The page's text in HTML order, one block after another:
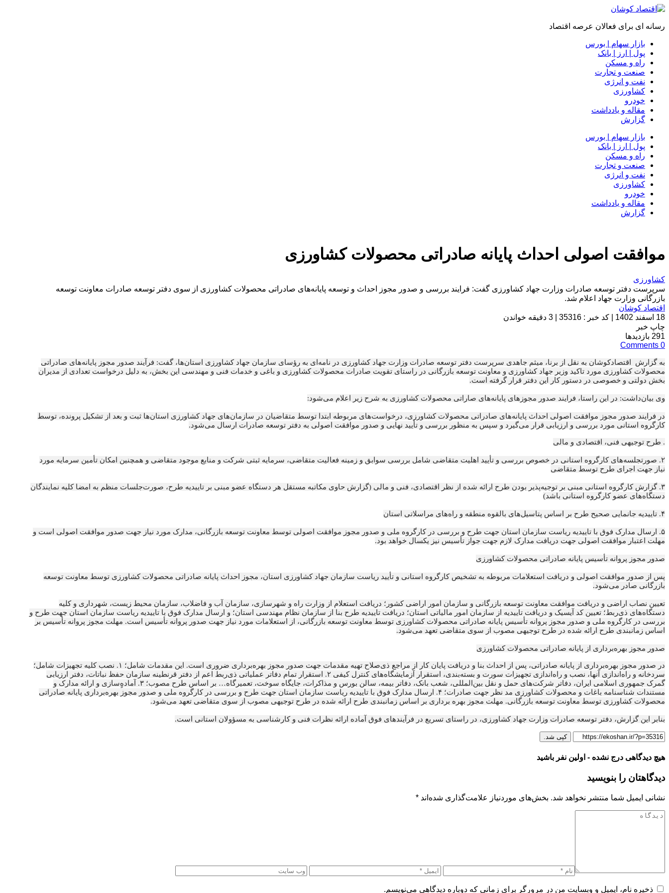
رسانه ای برای فعالان عرصه اقتصاد
بازار سهام | بورس
پول | ارز | بانک
راه و مسکن
صنعت و تجارت
نفت و انرژی
کشاورزی
خودرو
مقاله و یادداشت
گزارش
بازار سهام | بورس
پول | ارز | بانک
راه و مسکن
صنعت و تجارت
نفت و انرژی
کشاورزی
خودرو
مقاله و یادداشت
گزارش
موافقت اصولی احداث پایانه صادراتی محصولات کشاورزی
کشاورزی
سرپرست دفتر توسعه صادرات وزارت جهاد کشاورزی گفت: فرایند بررسی و صدور مجوز احداث و توسعه پایانه‌های صادراتی محصولات کشاورزی از سوی دفتر توسعه صادرات معاونت توسعه
بازرگانی وزارت جهاد اعلام شد.
اقتصاد کوشان
18 اسفند 1402
کد خبر : 35316
3 دقیقه خواندن
چاپ خبر
291 بازدیدها
0
Comments
به گزارش اقتصادکوشان به نقل از برنا، میثم جاهدی سرپرست دفتر توسعه صادرات وزارت جهاد کشاورزی در نامه‌ای به رؤسای سازمان جهاد کشاورزی استان‌ها، گفت: فرآیند صدور مجوز پایانه‌های صادراتی
محصولات کشاورزی مورد تاکید وزیر جهاد کشاورزی و معاونت توسعه بازرگانی در راستای تقویت صادرات محصولات کشاورزی و باغی و خدمات فنی و مهندسی این بخش، به دلیل درخواست تعدادی از مدیران
بخش دولتی و خصوصی در دستور کار این دفتر قرار گرفته است.
وی بیان‌داشت: در این راستا، فرایند صدور مجوزهای پایانه‌های صاراتی محصولات کشاورزی به شرح زیر اعلام می‌شود:
در فرایند صدور مجوز موافقت اصولی احداث پایانه‌های صادراتی محصولات کشاورزی، درخواست‌های مربوطه ابتدا توسط متقاضیان در سازمان‌های جهاد کشاورزی استان‌ها ثبت و بعد از تشکیل پرونده، توسط
کارگروه استانی مورد بررسی و ارزیابی قرار می‌گیرد و سپس به منظور بررسی و تأیید نهایی و صدور موافقت اصولی به دفتر توسعه صادرات ارسال می‌شود.
. طرح توجیهی فنی، اقتصادی و مالی
۲. صورتجلسه‌های کارگروه استانی در خصوص بررسی و تأیید اهلیت متقاضی شامل بررسی سوابق و زمینه فعالیت متقاضی، سرمایه ثبتی شرکت و منابع موجود متقاضی و همچنین امکان تأمین سرمایه مورد
نیاز جهت اجرای طرح توسط متقاضی
۳. گزارش کارگروه استانی مبنی بر توجیه‌پذیر بودن طرح ارائه شده از نظر اقتصادی، فنی و مالی (گزارش حاوی مکاتبه مستقل هر دستگاه عضو مبنی بر تاییدیه طرح، صورت‌جلسات منظم به امضا کلیه نمایندگان
دستگاه‌های عضو کارگروه استانی باشد)
۴. تاییدیه جانمایی صحیح طرح بر اساس پتاسیل‌های بالقوه منطقه و راه‌های مراسلاتی استان
۵. ارسال مدارک فوق با تاییدیه ریاست سازمان استان جهت طرح و بررسی در کارگروه ملی و صدور مجوز موافقت اصولی توسط معاونت توسعه بازرگانی، مدارک مورد نیاز جهت صدور موافقت اصولی است و
مهلت اعتبار موافقت اصولی جهت دریافت مدارک لازم جهت جواز تأسیس نیز یکسال خواهد بود.
صدور مجوز پروانه تأسیس پایانه صادراتی محصولات کشاورزی
پس از صدور موافقت اصولی و دریافت استعلامات مربوطه به تشخیص کارگروه استانی و تأیید ریاست سازمان جهاد کشاورزی استان، مجوز احداث پایانه صادراتی محصولات کشاورزی توسط معاونت توسعه
بازرگانی صادر می‌شود.
تعیین نصاب اراضی و دریافت موافقت معاونت توسعه بازرگانی و سازمان امور اراضی کشور؛ دریافت استعلام از وزارت راه و شهرسازی، سازمان آب و فاضلاب، سازمان محیط زیست، شهرداری و کلیه
دستگاه‌های ذی‌ربط؛ تعیین کد آیسیک و دریافت تاییدیه از سازمان امور مالیاتی استان؛ دریافت تاییدیه طرح بنا از سازمان نظام مهندسی استان؛ و ارسال مدارک فوق با تاییدیه ریاست سازمان استان جهت طرح و
بررسی در کارگروه ملی و صدور مجوز پروانه تأسیس پایانه صادراتی محصولات کشاورزی توسط معاونت توسعه بازرگانی، از استعلامات مورد نیاز جهت صدور پروانه تأسیس است. مهلت مجوز پروانه تأسیس بر
اساس زمانبندی طرح ارائه شده در طرح توجیهی مصوب از سوی متقاضی تعهد می‌شود.
صدور مجوز بهره‌برداری از پایانه صادراتی محصولات کشاورزی
در صدور مجوز بهره‌برداری از پایانه صادراتی، پس از احداث بنا و دریافت پایان کار از مراجع ذی‌صلاح تهیه مقدمات جهت صدور مجوز بهره‌برداری ضروری است. این مقدمات شامل؛ ۱. نصب کلیه تجهیزات شامل؛
سردخانه و راه‌اندازی آنها، نصب و راه‌اندازی تجهیزات سورت و بسته‌بندی، استقرار آزمایشگاه‌های کنترل کیفی ۲. استقرار تمام دفاتر عملیاتی ذی‌ربط اعم از دفتر قرنطینه سازمان حفظ نباتات، دفتر ارزیابی
گمرک جمهوری اسلامی ایران، دفاتر شرکت‌های حمل و نقل بین‌المللی، شعب بانک، دفاتر بیمه، سالن بورس و مذاکرات، جایگاه سوخت، تعمیرگاه… بر اساس طرح مصوب؛ ۳. آماده‌ٍسازی و ارائه مدارک و
مستندات شناسنامه باغات و محصولات کشاورزی مد نظر جهت صادرات؛ ۴. ارسال مدارک فوق با تاییدیه ریاست سازمان استان جهت طرح و بررسی در کارگروه ملی و صدور مجوز بهره‌برداری پایانه صادراتی
محصولات کشاورزی توسط معاونت توسعه بازرگانی. مهلت مجوز بهره برداری بر اساس زمانبندی طرح ارائه شده در طرح توجیهی مصوب از سوی متقاضی تعهد می‌شود.
بنابر این گزارش، دفتر توسعه صادرات وزارت جهاد کشاورزی، در راستای تسریع در فرآیندهای فوق آماده ارائه نظرات فنی و کارشناسی به مسؤولان استانی است.
کپی شد.
هیچ دیدگاهی درج نشده - اولین نفر باشید
دیدگاهتان را بنویسید
نشانی ایمیل شما منتشر نخواهد شد. بخش‌های موردنیاز علامت‌گذاری شده‌اند *
ذخیره نام، ایمیل و وبسایت من در مرورگر برای زمانی که دوباره دیدگاهی می‌نویسم.